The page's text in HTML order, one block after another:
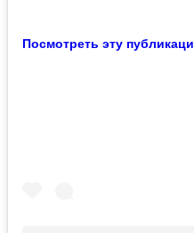
Посмотреть эту